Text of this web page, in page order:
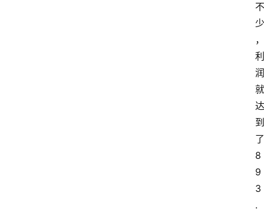
不
少
，
利
润
就
达
到
了
8
9
3
.